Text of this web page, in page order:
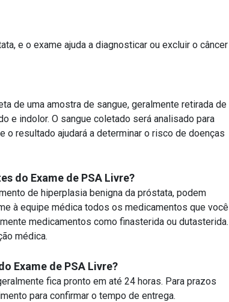
e o exame ajuda a diagnosticar ou excluir o câncer
de uma amostra de sangue, geralmente retirada de
e indolor. O sangue coletado será analisado para
o resultado ajudará a determinar o risco de doenças
do Exame de PSA Livre?
de hiperplasia benigna da próstata, podem
à equipe médica todos os medicamentos que você
medicamentos como finasterida ou dutasterida.
médica.
Exame de PSA Livre?
fica pronto em até 24 horas. Para prazos
para confirmar o tempo de entrega.